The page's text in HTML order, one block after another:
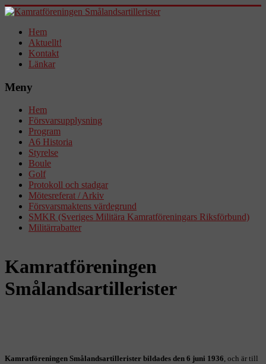
Hem
Aktuellt!
Kontakt
Länkar
Meny
Hem
Försvarsupplysning
Program
A6 Historia
Styrelse
Boule
Golf
Protokoll och stadgar
Mötesreferat / Arkiv
Försvarsmaktens värdegrund
SMKR (Sveriges Militära Kamratföreningars Riksförbund)
Militärrabatter
Kamratföreningen
Smålandsartillerister
Kamratföreningen Smålandsartillerister bildades den 6 juni 1936, och är till